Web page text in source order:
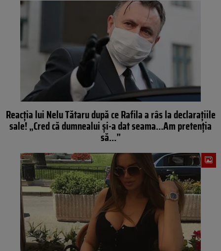
Reacția lui Nelu Tătaru după ce Rafila a râs la declaraţiile
sale! „Cred că dumnealui și-a dat seama…Am pretenția
să…”